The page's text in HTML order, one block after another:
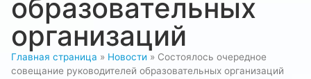
образовательных
организаций
Главная страница » Новости » Состоялось очередное
совещание руководителей образовательных организаций